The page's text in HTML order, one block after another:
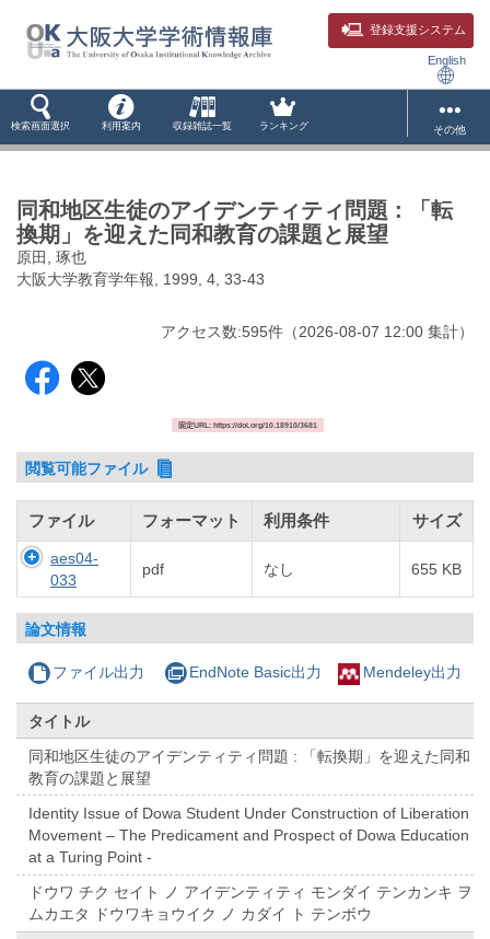
登録支援システム
English
検索画面選択 利用案内 収録雑誌一覧 ランキング その他
同和地区生徒のアイデンティティ問題 : 「転
換期」を迎えた同和教育の課題と展望
原田, 琢也
大阪大学教育学年報, 1999, 4, 33-43
アクセス数:595件 （2026-08-07 12:00 集計）
固定URL: https://doi.org/10.18910/3681
閲覧可能ファイル
ファイル フォーマット 利用条件 サイズ
aes04-
033
pdf なし 655 KB
論文情報
ファイル出力 EndNote Basic出力 Mendeley出力
タイトル
同和地区生徒のアイデンティティ問題 : 「転換期」を迎えた同和
教育の課題と展望
Identity Issue of Dowa Student Under Construction of Liberation
Movement – The Predicament and Prospect of Dowa Education
at a Turing Point -
ドウワ チク セイト ノ アイデンティティ モンダイ テンカンキ ヲ
ムカエタ ドウワキョウイク ノ カダイ ト テンボウ